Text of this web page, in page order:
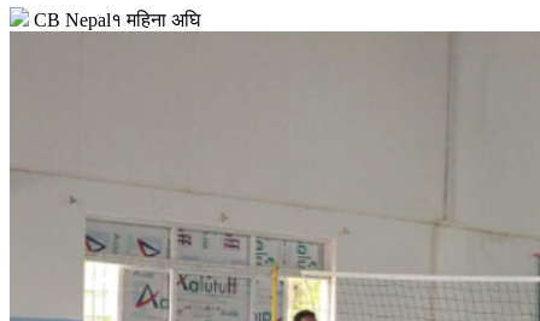
CB Nepal१ महिना अघि